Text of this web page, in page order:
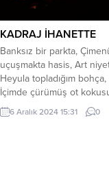
duman. Çer çöp toplardı
sokaklardan, Yakardı kışın
sobasında. Pahalı diye
KADRAJ İHANETTE
Banksız bir parkta,
uçuşmakta hasis, Art
Heyula topladığım bohça,
İçimde çürümüş ot
kavisli hisler. Kutluyorum
bir maşraba sancıyla. Sana
6 Aralık 2024 15:31 0